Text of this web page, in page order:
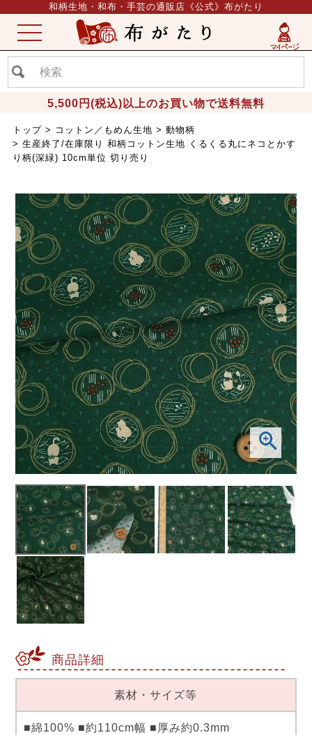
和柄生地・和布・手芸の通販店《公式》布がたり
5,500円(税込)以上のお買い物で送料無料
ME
NU
トップ コットン／もめん生地
動物柄
生産終了/在庫限り 和柄コットン生地 くるくる丸にネコとかす
り柄(深緑) 10cm単位 切り売り
商品詳細
素材・サイズ等
■綿100% ■約110cm幅 ■厚み約0.3mm